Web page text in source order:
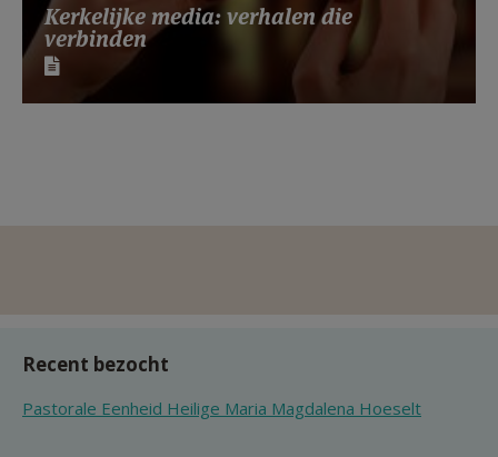
Kerkelijke media: verhalen die
verbinden
Recent bezocht
Pastorale Eenheid Heilige Maria Magdalena Hoeselt